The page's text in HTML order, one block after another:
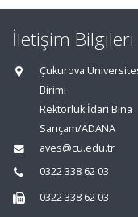
İletişim Bilgileri
Çukurova
Birimi
Rektörlük İdari Bina
Sarıçam/ADANA
aves@cu.edu.tr
0322 338 62 03
0322 338 62 03